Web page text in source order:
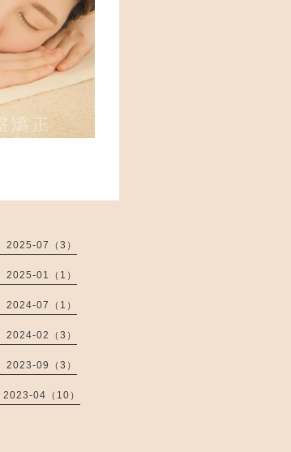
2025-07（3）
2025-01（1）
2024-07（1）
2024-02（3）
2023-09（3）
2023-04（10）